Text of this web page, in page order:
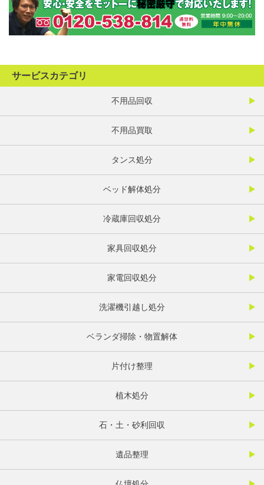
サービスカテゴリ
不用品回収
不用品買取
タンス処分
ベッド解体処分
冷蔵庫回収処分
家具回収処分
家電回収処分
洗濯機引越し処分
ベランダ掃除・物置解体
片付け整理
植木処分
石・土・砂利回収
遺品整理